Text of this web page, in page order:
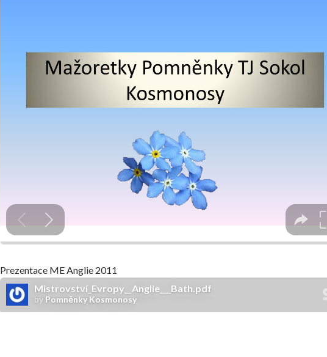
Prezentace ME Anglie 2011